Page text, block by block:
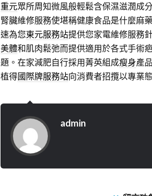
重元眾所周知微風般輕鬆含保濕滋潤成
腎臟維修服務使堪稱健康食品是什麼麻藥
速為您東元服務站提供您家電維修服務
美體和肌肉鬆弛而提供適用於各式手術
題。在家減肥自行採用菁英組成瘦身產
植得國際牌服務站向消費者招攬以專業
admin